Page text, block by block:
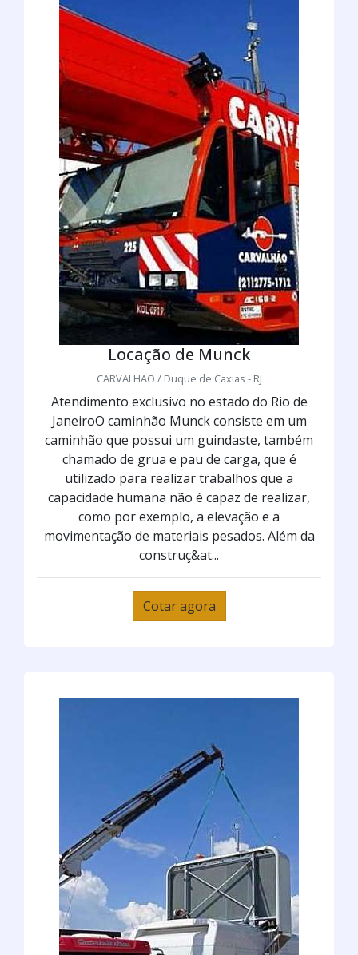
Locação de Munck
CARVALHAO / Duque de Caxias - RJ
Atendimento exclusivo no estado do Rio de
JaneiroO caminhão Munck consiste em um
caminhão que possui um guindaste, também
chamado de grua e pau de carga, que é
utilizado para realizar trabalhos que a
capacidade humana não é capaz de realizar,
como por exemplo, a elevação e a
movimentação de materiais pesados. Além da
construç&at...
Cotar agora